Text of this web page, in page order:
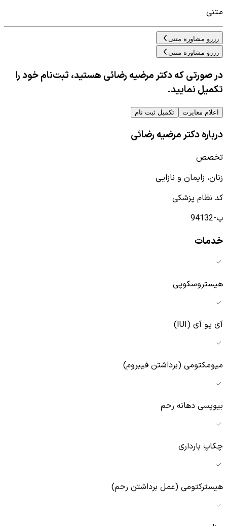
متنی
رزرو مشاوره متنی
رزرو مشاوره متنی
در صورتی که دکتر مرضیه رضائی هستید، ثبت‌نام خود را
تکمیل نمایید.
اعلام مغایرت تکمیل ثبت نام
درباره دکتر مرضیه رضائی
تخصص
زنان، زایمان و نازایی
کد نظام پزشکی
ب-94132
خدمات
هیستروسکوپی
آی یو آی (IUI)
میومکتومی (برداشتن فیبروم)
بیوپسی دهانه رحم
چکاپ بارداری
هیسترکتومی (عمل برداشتن رحم)